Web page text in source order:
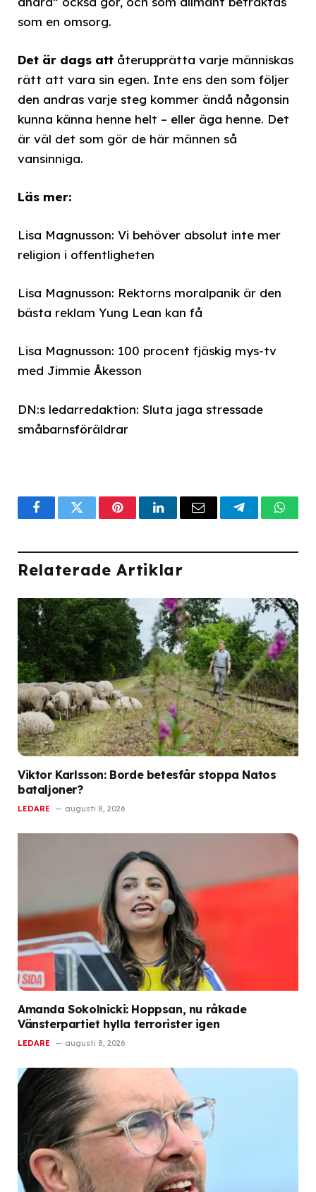
som en omsorg.
Det är dags att återupprätta varje människas
rätt att vara sin egen. Inte ens den som följer
den andras varje steg kommer ändå någonsin
kunna känna henne helt – eller äga henne. Det
är väl det som gör de här männen så
vansinniga.
Läs mer:
Lisa Magnusson: Vi behöver absolut inte mer
religion i offentligheten
Lisa Magnusson: Rektorns moralpanik är den
bästa reklam Yung Lean kan få
Lisa Magnusson: 100 procent fjäskig mys-tv
med Jimmie Åkesson
DN:s ledarredaktion: Sluta jaga stressade
småbarnsföräldrar
FacebookTwitterPinterestLinkedInEmail Telegram
Relaterade Artiklar
Viktor Karlsson: Borde betesfår stoppa Natos
bataljoner?
LEDARE augusti 8, 2026
Amanda Sokolnicki: Hoppsan, nu råkade
Vänsterpartiet hylla terrorister igen
LEDARE augusti 8, 2026